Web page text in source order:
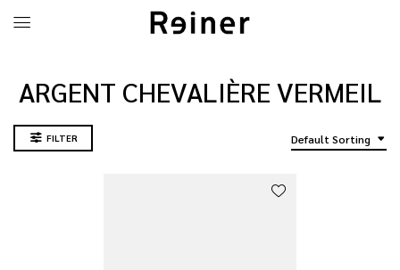
ARGENT CHEVALIÈRE VERMEIL
FILTER Default Sorting